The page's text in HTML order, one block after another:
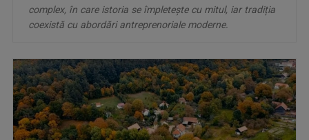
complex, în care istoria se împletește cu mitul, iar tradiția
coexistă cu abordări antreprenoriale moderne.